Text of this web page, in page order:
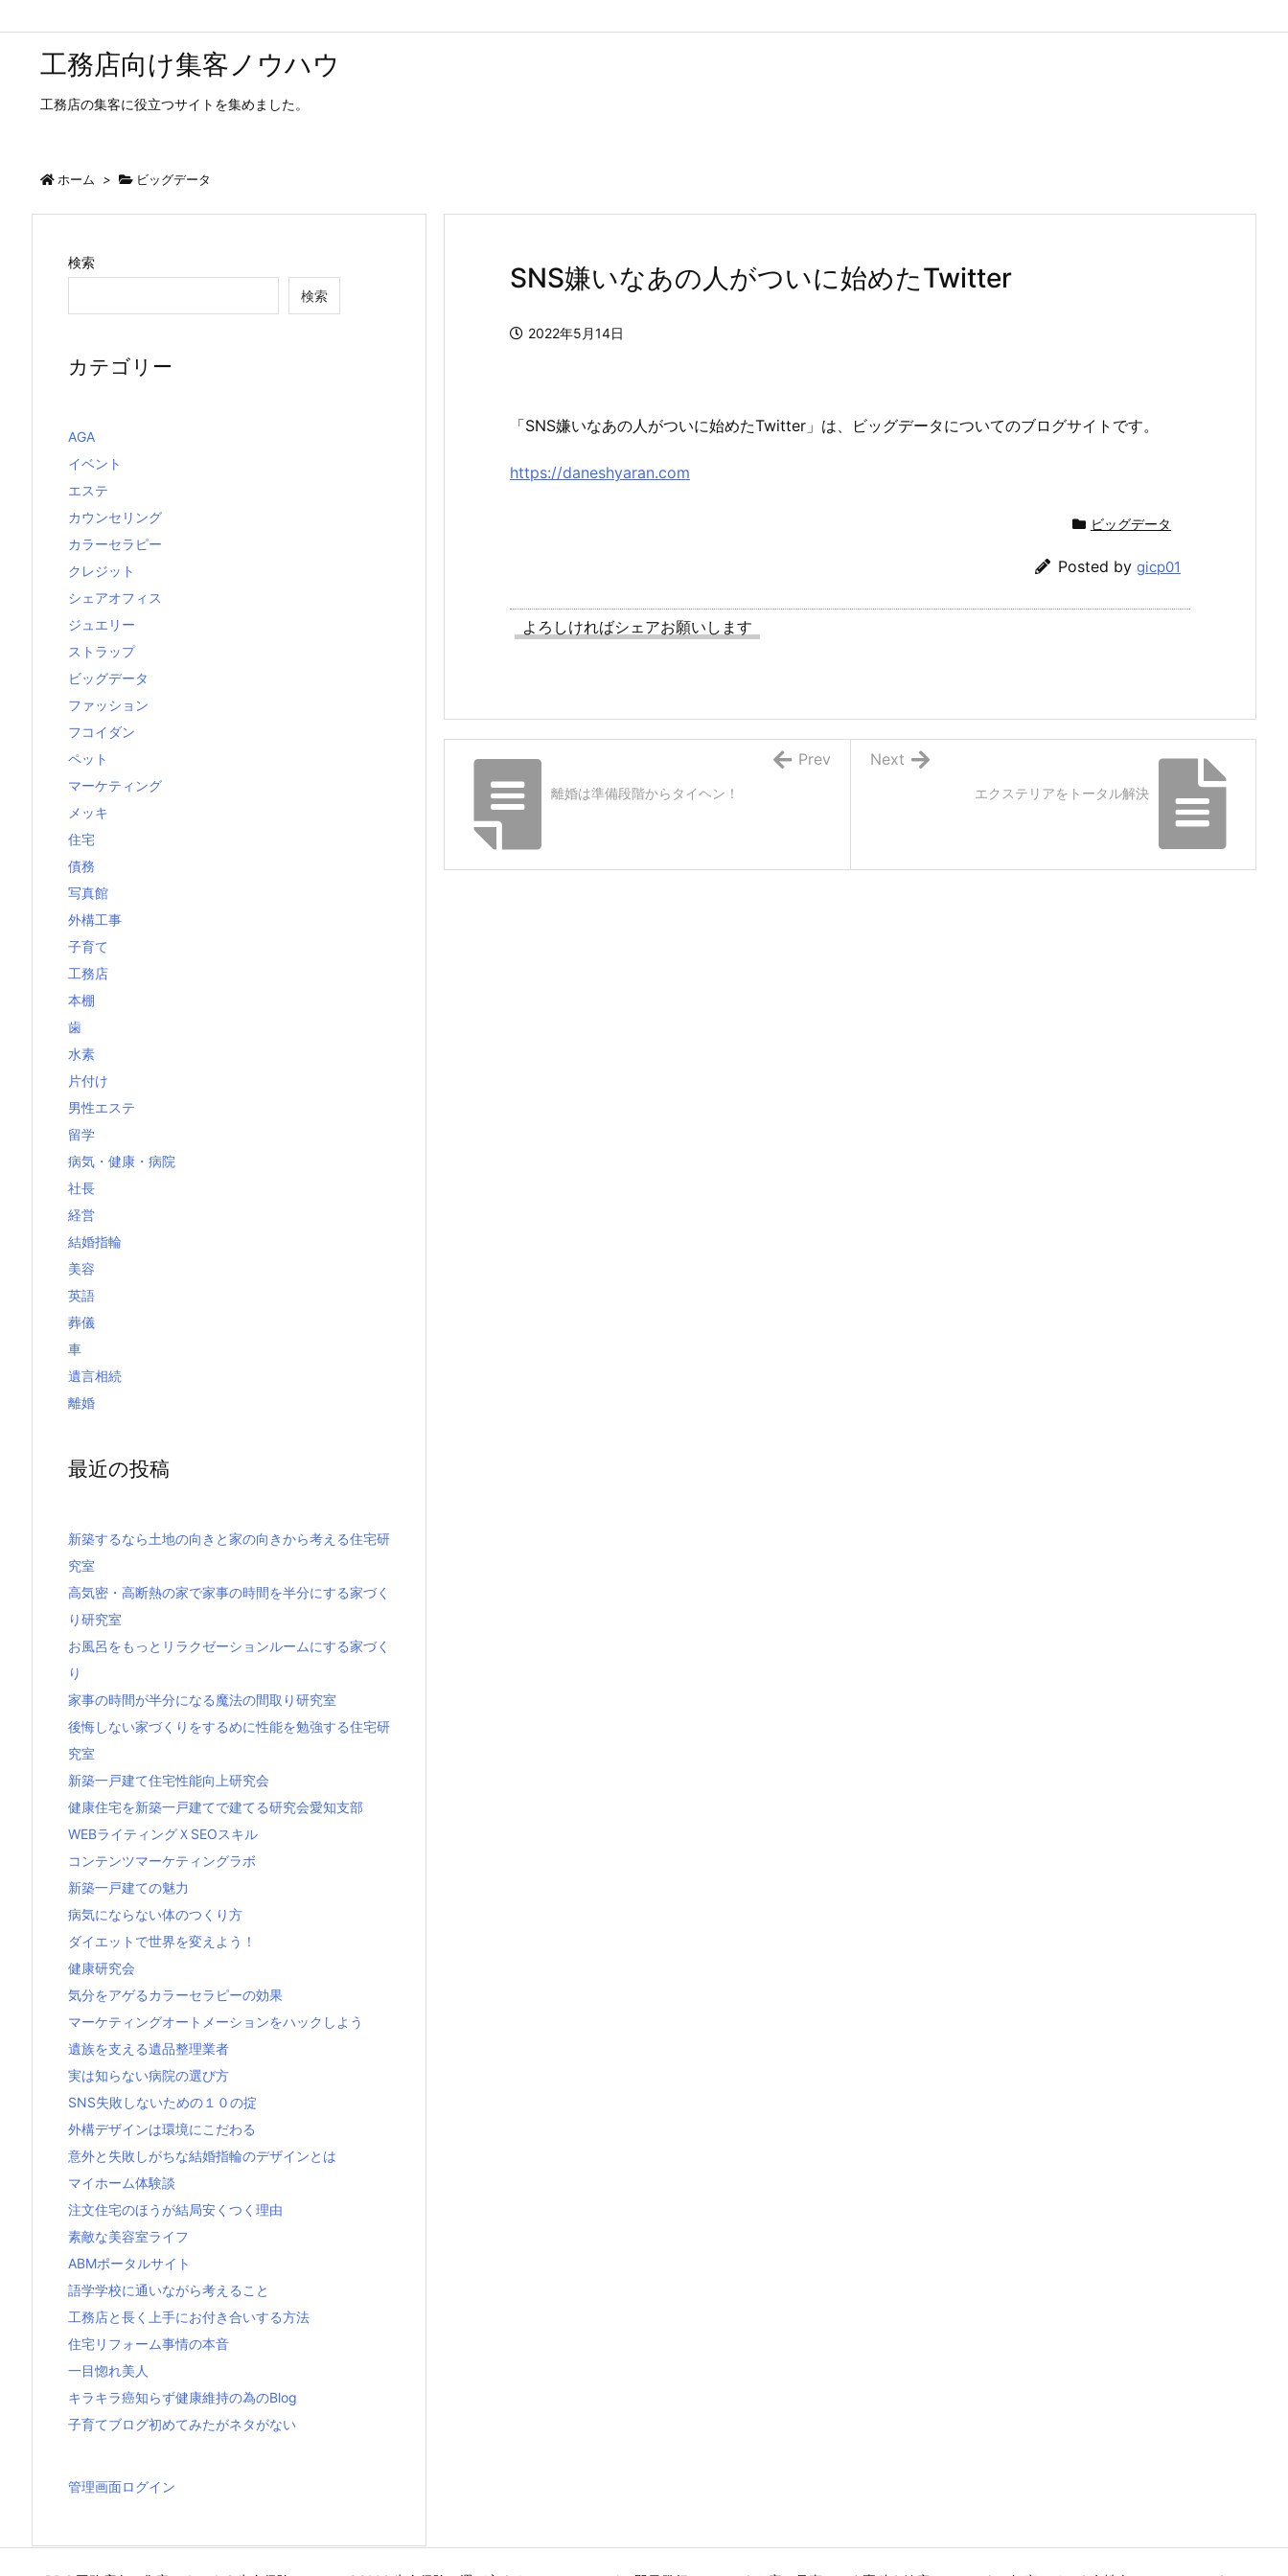
工務店向け集客ノウハウ
工務店の集客に役立つサイトを集めました。
ホーム > ビッグデータ
SNS嫌いなあの人がついに始めたTwitter
2022年5月14日
「SNS嫌いなあの人がついに始めたTwitter」は、ビッグデータについてのブログサイトです。
https://daneshyaran.com
ビッグデータ
Posted by gicp01
よろしければシェアお願いします
エクステリアをトータル解決
Next
離婚は準備段階からタイヘン！
Prev
検索
検索
カテゴリー
AGA
イベント
エステ
カウンセリング
カラーセラピー
クレジット
シェアオフィス
ジュエリー
ストラップ
ビッグデータ
ファッション
フコイダン
ペット
マーケティング
メッキ
住宅
債務
写真館
外構工事
子育て
工務店
本棚
歯
水素
片付け
男性エステ
留学
病気・健康・病院
社長
経営
結婚指輪
美容
英語
葬儀
車
遺言相続
離婚
最近の投稿
新築するなら土地の向きと家の向きから考える住宅研
究室
高気密・高断熱の家で家事の時間を半分にする家づく
り研究室
お風呂をもっとリラクゼーションルームにする家づく
り
家事の時間が半分になる魔法の間取り研究室
後悔しない家づくりをするめに性能を勉強する住宅研
究室
新築一戸建て住宅性能向上研究会
健康住宅を新築一戸建てで建てる研究会愛知支部
WEBライティングＸSEOスキル
コンテンツマーケティングラボ
新築一戸建ての魅力
病気にならない体のつくり方
ダイエットで世界を変えよう！
健康研究会
気分をアゲるカラーセラピーの効果
マーケティングオートメーションをハックしよう
遺族を支える遺品整理業者
実は知らない病院の選び方
SNS失敗しないための１０の掟
外構デザインは環境にこだわる
意外と失敗しがちな結婚指輪のデザインとは
マイホーム体験談
注文住宅のほうが結局安くつく理由
素敵な美容室ライフ
ABMポータルサイト
語学学校に通いながら考えること
工務店と長く上手にお付き合いする方法
住宅リフォーム事情の本音
一目惚れ美人
キラキラ癌知らず健康維持の為のBlog
子育てブログ初めてみたがネタがない
管理画面ログイン